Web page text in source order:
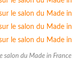
salon du Made in